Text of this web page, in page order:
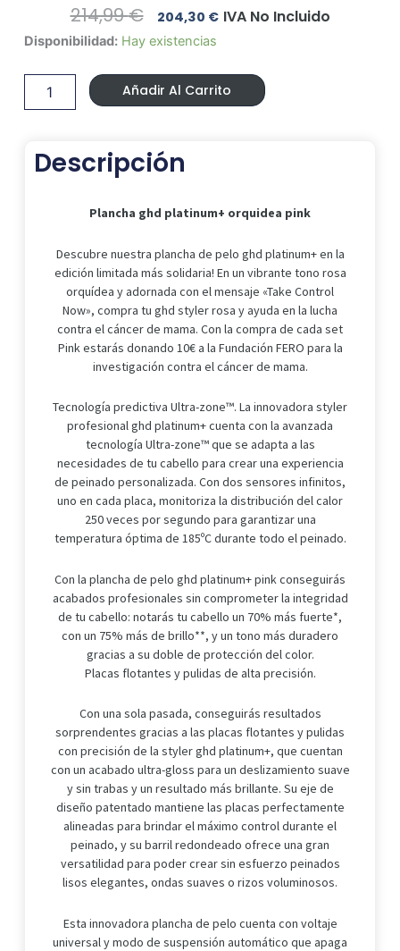
214,99€ El
Precio
Original
Era:
214,99 €.
204,30 €El
Es:
204,30 €.
IVA No Incluido
Disponibilidad: Hay existencias
Plancha
platinum+
orquidea
pink
Añadir Al Carrito
Descripción
Plancha ghd platinum+ orquidea pink
Descubre nuestra plancha de pelo ghd platinum+ en la
edición limitada más solidaria! En un vibrante tono rosa
orquídea y adornada con el mensaje «Take Control
Now», compra tu ghd styler rosa y ayuda en la lucha
contra el cáncer de mama. Con la compra de cada set
Pink estarás donando 10€ a la Fundación FERO para la
investigación contra el cáncer de mama.
Tecnología predictiva Ultra-zone™. La innovadora styler
profesional ghd platinum+ cuenta con la avanzada
tecnología Ultra-zone™ que se adapta a las
necesidades de tu cabello para crear una experiencia
de peinado personalizada. Con dos sensores infinitos,
uno en cada placa, monitoriza la distribución del calor
250 veces por segundo para garantizar una
temperatura óptima de 185ºC durante todo el peinado.
Con la plancha de pelo ghd platinum+ pink conseguirás
acabados profesionales sin comprometer la integridad
de tu cabello: notarás tu cabello un 70% más fuerte*,
con un 75% más de brillo**, y un tono más duradero
gracias a su doble de protección del color.
Placas flotantes y pulidas de alta precisión.
Con una sola pasada, conseguirás resultados
sorprendentes gracias a las placas flotantes y pulidas
con precisión de la styler ghd platinum+, que cuentan
con un acabado ultra-gloss para un deslizamiento suave
y sin trabas y un resultado más brillante. Su eje de
diseño patentado mantiene las placas perfectamente
alineadas para brindar el máximo control durante el
peinado, y su barril redondeado ofrece una gran
versatilidad para poder crear sin esfuerzo peinados
lisos elegantes, ondas suaves o rizos voluminosos.
Esta innovadora plancha de pelo cuenta con voltaje
universal y modo de suspensión automático que apaga